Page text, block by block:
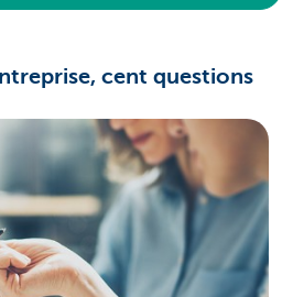
cent questions